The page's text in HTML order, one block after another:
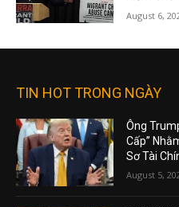
August 6,
TIN HOT TRONG NGÀY
Ông
Cấp”
Sơ Tài
August 5,